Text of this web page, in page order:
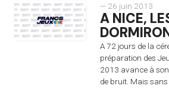
— 26 juin 2013
A NICE,
A 72 jours de la
préparation des
2013 avance à
de bruit. Mais sans